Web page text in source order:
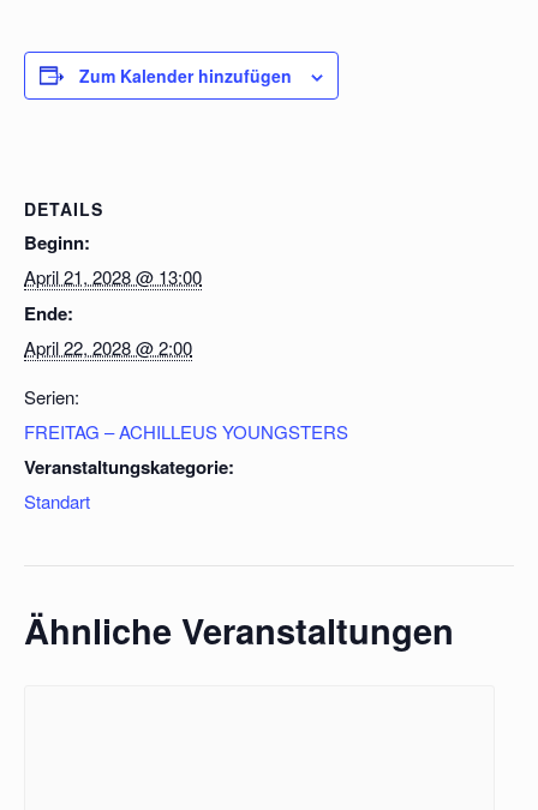
Zum Kalender hinzufügen
DETAILS
Beginn:
April 21, 2028 @ 13:00
Ende:
April 22, 2028 @ 2:00
Serien:
FREITAG – ACHILLEUS YOUNGSTERS
Veranstaltungskategorie:
Standart
Ähnliche Veranstaltungen